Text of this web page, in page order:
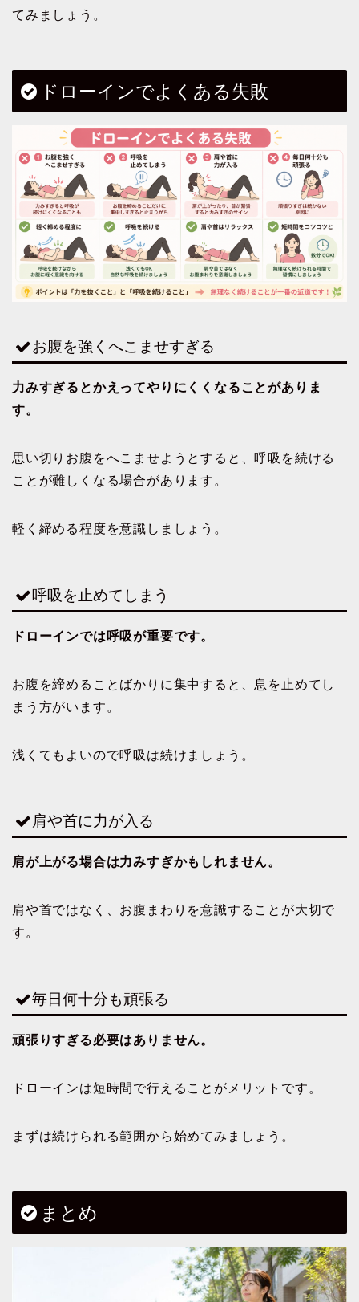
てみましょう。
ドローインでよくある失敗
お腹を強くへこませすぎる
力みすぎるとかえってやりにくくなることがありま
す。
思い切りお腹をへこませようとすると、呼吸を続ける
ことが難しくなる場合があります。
軽く締める程度を意識しましょう。
呼吸を止めてしまう
ドローインでは呼吸が重要です。
お腹を締めることばかりに集中すると、息を止めてし
まう方がいます。
浅くてもよいので呼吸は続けましょう。
肩や首に力が入る
肩が上がる場合は力みすぎかもしれません。
肩や首ではなく、お腹まわりを意識することが大切で
す。
毎日何十分も頑張る
頑張りすぎる必要はありません。
ドローインは短時間で行えることがメリットです。
まずは続けられる範囲から始めてみましょう。
まとめ